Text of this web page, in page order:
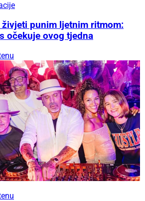
punim ljetnim ritmom:
očekuje ovog tjedna